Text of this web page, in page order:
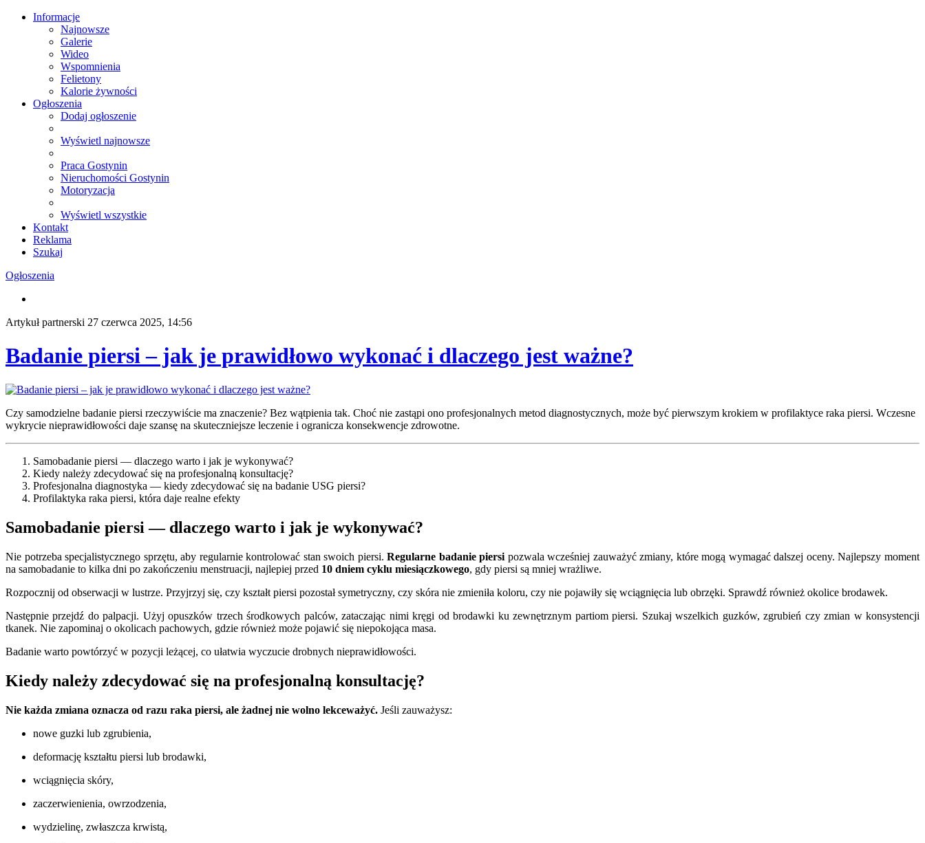
Informacje
Najnowsze
Galerie
Wideo
Wspomnienia
Felietony
Kalorie żywności
Ogłoszenia
Dodaj ogłoszenie
Wyświetl najnowsze
Praca Gostynin
Nieruchomości Gostynin
Motoryzacja
Wyświetl wszystkie
Kontakt
Reklama
Szukaj
Ogłoszenia
Artykuł partnerski 27 czerwca 2025, 14:56
Badanie piersi – jak je prawidłowo wykonać i dlaczego jest ważne?
Czy samodzielne badanie piersi rzeczywiście ma znaczenie? Bez wątpienia tak. Choć nie zastąpi ono profesjonalnych metod diagnostycznych, może być pierwszym krokiem w profilaktyce raka piersi. Wczesne
wykrycie nieprawidłowości daje szansę na skuteczniejsze leczenie i ogranicza konsekwencje zdrowotne.
Samobadanie piersi — dlaczego warto i jak je wykonywać?
Kiedy należy zdecydować się na profesjonalną konsultację?
Profesjonalna diagnostyka — kiedy zdecydować się na badanie USG piersi?
Profilaktyka raka piersi, która daje realne efekty
Samobadanie piersi — dlaczego warto i jak je wykonywać?
Nie potrzeba specjalistycznego sprzętu, aby regularnie kontrolować stan swoich piersi.Regularne badanie piersi pozwala wcześniej zauważyć zmiany, które mogą wymagać dalszej oceny. Najlepszy moment
na samobadanie to kilka dni po zakończeniu menstruacji, najlepiej przed 10 dniem cyklu miesiączkowego, gdy piersi są mniej wrażliwe.
Rozpocznij od obserwacji w lustrze. Przyjrzyj się, czy kształt piersi pozostał symetryczny, czy skóra nie zmieniła koloru, czy nie pojawiły się wciągnięcia lub obrzęki. Sprawdź również okolice brodawek.
Następnie przejdź do palpacji. Użyj opuszków trzech środkowych palców, zataczając nimi kręgi od brodawki ku zewnętrznym partiom piersi. Szukaj wszelkich guzków, zgrubień czy zmian w konsystencji
tkanek. Nie zapominaj o okolicach pachowych, gdzie również może pojawić się niepokojąca masa.
Badanie warto powtórzyć w pozycji leżącej, co ułatwia wyczucie drobnych nieprawidłowości.
Kiedy należy zdecydować się na profesjonalną konsultację?
Nie każda zmiana oznacza od razu raka piersi, ale żadnej nie wolno lekceważyć. Jeśli zauważysz:
nowe guzki lub zgrubienia,
deformację kształtu piersi lub brodawki,
wciągnięcia skóry,
zaczerwienienia, owrzodzenia,
wydzielinę, zwłaszcza krwistą,